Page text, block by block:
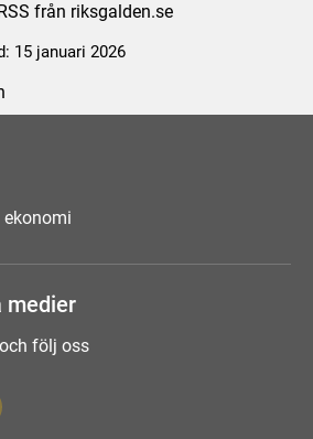
från riksgalden.se
15 januari 2026
medier
följ oss